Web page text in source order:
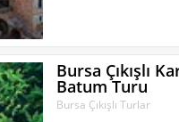
Bursa Çıkışlı
Batum Turu
Bursa Çıkışlı Turlar